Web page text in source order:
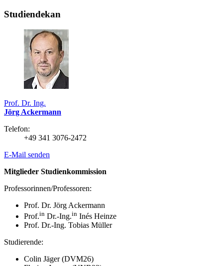
Studiendekan
Prof. Dr. Ing.
Jörg Ackermann
Telefon:
+49 341 3076-2472
E-Mail senden
Mitglieder Studienkommission
Professorinnen/Professoren:
Prof. Dr. Jörg Ackermann
Prof.in Dr.-Ing.in Inés Heinze
Prof. Dr.-Ing. Tobias Müller
Studierende:
Colin Jäger (DVM26)